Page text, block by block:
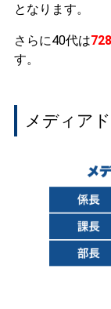
となります。
さらに40代は
す。
メディア